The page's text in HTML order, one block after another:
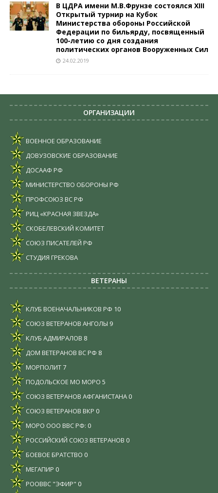
В ЦДРА имени М.В.Фрунзе состоялся XIII
Открытый турнир на Кубок
Министерства обороны Российской
Федерации по бильярду, посвященный
100-летию со дня создания
политических органов Вооруженных Сил
24.02.2019
ОРГАНИЗАЦИИ
ВОЕННОЕ ОБРАЗОВАНИЕ
ДОВУЗОВСКИЕ ОБРАЗОВАНИЕ
ДОСААФ РФ
МИНИСТЕРСТВО ОБОРОНЫ РФ
ПРОФСОЮЗ ВС РФ
РИЦ «КРАСНАЯ ЗВЕЗДА»
СКОБЕЛЕВСКИЙ КОМИТЕТ
СОЮЗ ПИСАТЕЛЕЙ РФ
СТУДИЯ ГРЕКОВА
ВЕТЕРАНЫ
КЛУБ ВОЕНАЧАЛЬНИКОВ РФ 10
СОЮЗ ВЕТЕРАНОВ АНГОЛЫ 9
КЛУБ АДМИРАЛОВ 8
ДОМ ВЕТЕРАНОВ ВС РФ 8
МОРПОЛИТ7
ПОДОЛЬСКОЕ МО МОРО 5
СОЮЗ ВЕТЕРАНОВ АФГАНИСТАНА 0
СОЮЗ ВЕТЕРАНОВ ВКР 0
МОРО ООО ВВС РФ: 0
РОССИЙСКИЙ СОЮЗ ВЕТЕРАНОВ 0
БОЕВОЕ БРАТСТВО 0
МЕГАПИР 0
РООВВС "ЭФИР" 0